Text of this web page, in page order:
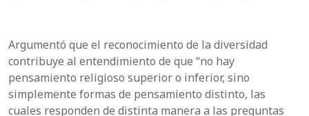
Argumentó que el reconocimiento de la diversidad
contribuye al entendimiento de que “no hay
pensamiento religioso superior o inferior, sino
simplemente formas de pensamiento distinto, las
cuales responden de distinta manera a las preguntas